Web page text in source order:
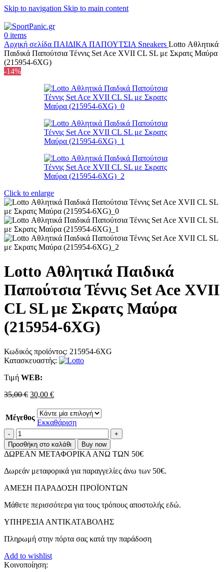
Skip to navigation Skip to main content
0 items
Αρχική σελίδα ΠΑΙΔΙΚΑ ΠΑΠΟΥΤΣΙΑ Sneakers Lotto Αθλητικά
Παιδικά Παπούτσια Τέννις Set Ace XVII CL SL με Σκρατς Μαύρα
(215954-6XG)
-14%
Click to enlarge
Lotto Αθλητικά Παιδικά
Παπούτσια Τέννις Set Ace XVII
CL SL με Σκρατς Μαύρα
(215954-6XG)
Κωδικός προϊόντος: 215954-6XG
Κατασκευαστής:
Τιμή WΕΒ:
35,00€ Original
was:
35,00 €.
30,00 €Η
τιμή
είναι:
30,00 €.
Μέγεθος
Εκκαθάριση
Lotto
Αθλητικά
Παιδικά
Παπούτσια
Τέννις
Set
Ace
CL
με
Μαύρα
6XG)
ποσότητα
Προσθήκη στο καλάθι Buy now
ΔΩΡΕΑΝ ΜΕΤΑΦΟΡΙΚΑ ΑΝΩ ΤΩΝ 50€
Δωρεάν μεταφορικά για παραγγελίες άνω των 50€.
ΑMEΣΗ ΠΑΡΑΔΟΣΗ ΠΡΟΪΟΝΤΩΝ
Μάθετε περισσότερα για τους τρόπους αποστολής εδώ.
ΥΠΗΡΕΣΙΑ ΑΝΤΙΚΑΤΑΒΟΛΗΣ
Πληρωμή στην πόρτα σας κατά την παράδοση
Add to wishlist
Κοινοποίηση: